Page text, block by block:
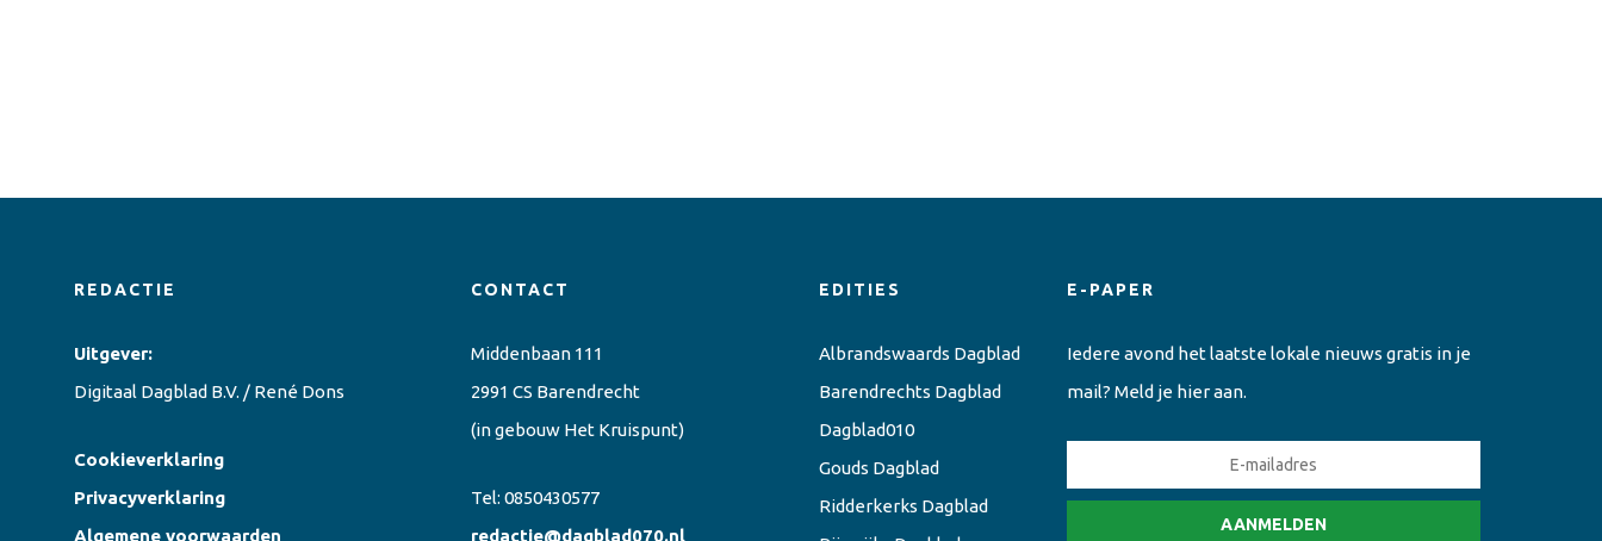
REDACTIE
Uitgever:
Digitaal Dagblad B.V. / René Dons
Cookieverklaring
Privacyverklaring
Algemene voorwaarden
CONTACT
Middenbaan 111
2991 CS Barendrecht
(in gebouw Het Kruispunt)
Tel: 0850430577
redactie@dagblad070.nl
EDITIES
Albrandswaards Dagblad
Barendrechts Dagblad
Dagblad010
Gouds Dagblad
Ridderkerks Dagblad
E-PAPER
Iedere avond het laatste lokale nieuws gratis in je
mail? Meld je hier aan.